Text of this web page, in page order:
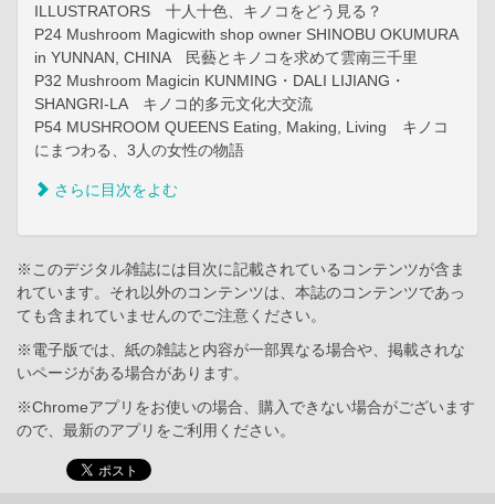
ILLUSTRATORS 十人十色、キノコをどう見る？
P24 Mushroom Magicwith shop owner SHINOBU OKUMURA
in YUNNAN, CHINA 民藝とキノコを求めて雲南三千里
P32 Mushroom Magicin KUNMING・DALI LIJIANG・
SHANGRI-LA キノコ的多元文化大交流
P54 MUSHROOM QUEENS Eating, Making, Living キノコ
にまつわる、3人の女性の物語
さらに目次をよむ
※このデジタル雑誌には目次に記載されているコンテンツが含ま
れています。それ以外のコンテンツは、本誌のコンテンツであっ
ても含まれていませんのでご注意ください。
※電子版では、紙の雑誌と内容が一部異なる場合や、掲載されな
いページがある場合があります。
※Chromeアプリをお使いの場合、購入できない場合がございます
ので、最新のアプリをご利用ください。